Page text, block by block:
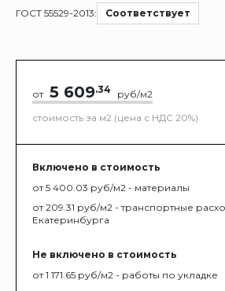
ГОСТ 55529-2013: Соответствует
от 5 609.34
руб/м2
стоимость за м2 (цена с НДС 20%)
Включено в стоимость
от 5 400.03 руб/м2 - материалы
от 209.31 руб/м2 - транспортные
Екатеринбурга
Не включено в стоимость
от 1 171.65 руб/м2 - работы по укладке